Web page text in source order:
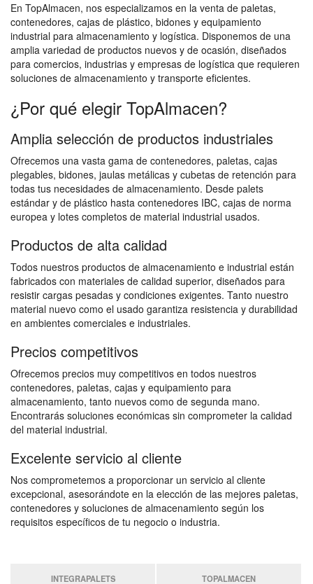
En TopAlmacen, nos especializamos en la venta de paletas,
contenedores, cajas de plástico, bidones y equipamiento
industrial para almacenamiento y logística. Disponemos de una
amplia variedad de productos nuevos y de ocasión, diseñados
para comercios, industrias y empresas de logística que requieren
soluciones de almacenamiento y transporte eficientes.
¿Por qué elegir TopAlmacen?
Amplia selección de productos industriales
Ofrecemos una vasta gama de contenedores, paletas, cajas
plegables, bidones, jaulas metálicas y cubetas de retención para
todas tus necesidades de almacenamiento. Desde palets
estándar y de plástico hasta contenedores IBC, cajas de norma
europea y lotes completos de material industrial usados.
Productos de alta calidad
Todos nuestros productos de almacenamiento e industrial están
fabricados con materiales de calidad superior, diseñados para
resistir cargas pesadas y condiciones exigentes. Tanto nuestro
material nuevo como el usado garantiza resistencia y durabilidad
en ambientes comerciales e industriales.
Precios competitivos
Ofrecemos precios muy competitivos en todos nuestros
contenedores, paletas, cajas y equipamiento para
almacenamiento, tanto nuevos como de segunda mano.
Encontrarás soluciones económicas sin comprometer la calidad
del material industrial.
Excelente servicio al cliente
Nos comprometemos a proporcionar un servicio al cliente
excepcional, asesorándote en la elección de las mejores paletas,
contenedores y soluciones de almacenamiento según los
requisitos específicos de tu negocio o industria.
INTEGRAPALETS TOPALMACEN